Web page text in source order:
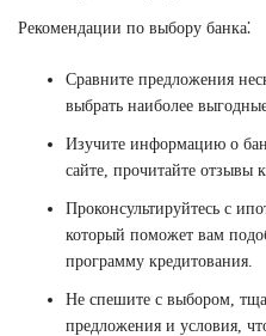
Рекомендации по выбору банка⁚
Сравните предложения
выбрать наиболее
Изучите информацию о
сайте, прочитайте отзывы
Проконсультируйтесь с
который поможет вам
программу кредитования.
Не спешите с выбором,
предложения и условия,